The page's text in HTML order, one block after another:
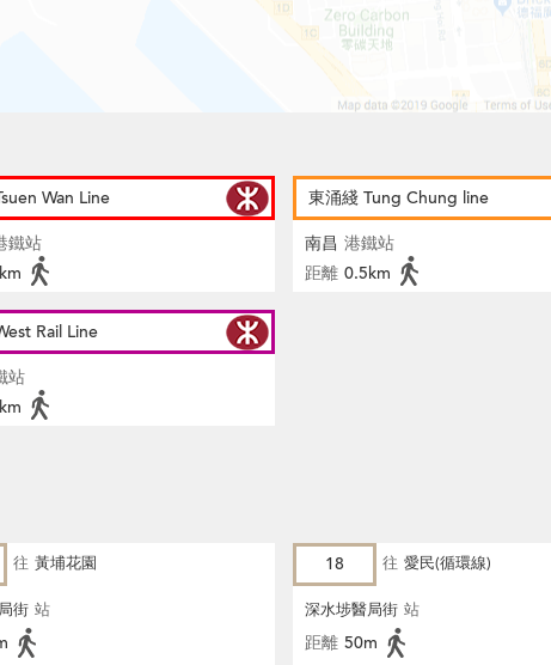
Wan Line
鐵站
東涌綫 Tung Chung line
南昌 港鐵站
距離 0.5km
Rail Line
站
往 黃埔花園
街 站
18 往 愛民(循環線)
深水埗醫局街 站
距離 50m